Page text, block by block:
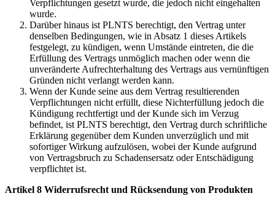
Verpflichtungen gesetzt wurde, die jedoch nicht eingehalten
wurde.
Darüber hinaus ist PLNTS berechtigt, den Vertrag unter
denselben Bedingungen, wie in Absatz 1 dieses Artikels
festgelegt, zu kündigen, wenn Umstände eintreten, die die
Erfüllung des Vertrags unmöglich machen oder wenn die
unveränderte Aufrechterhaltung des Vertrags aus vernünftigen
Gründen nicht verlangt werden kann.
Wenn der Kunde seine aus dem Vertrag resultierenden
Verpflichtungen nicht erfüllt, diese Nichterfüllung jedoch die
Kündigung rechtfertigt und der Kunde sich im Verzug
befindet, ist PLNTS berechtigt, den Vertrag durch schriftliche
Erklärung gegenüber dem Kunden unverzüglich und mit
sofortiger Wirkung aufzulösen, wobei der Kunde aufgrund
von Vertragsbruch zu Schadensersatz oder Entschädigung
verpflichtet ist.
Artikel 8 Widerrufsrecht und Rücksendung von Produkten